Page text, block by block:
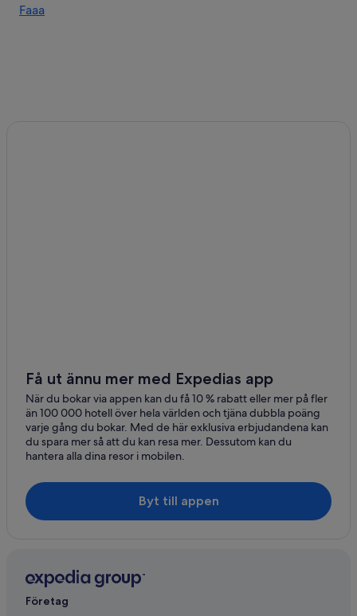
Faaa
Få ut ännu mer med Expedias app
När du bokar via appen kan du få 10 % rabatt eller mer på fler
än 100 000 hotell över hela världen och tjäna dubbla poäng
varje gång du bokar. Med de här exklusiva erbjudandena kan
du spara mer så att du kan resa mer. Dessutom kan du
hantera alla dina resor i mobilen.
Byt till appen
Företag